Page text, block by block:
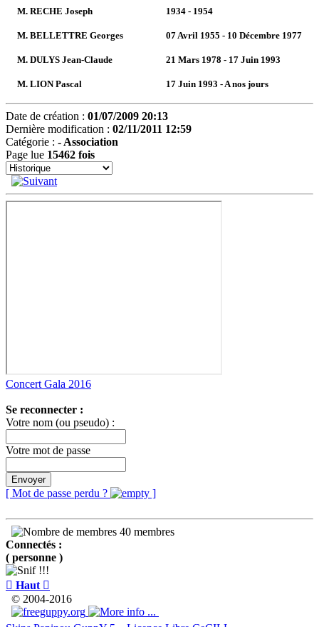
M. RECHE Joseph 1934 - 1954
M. BELLETTRE Georges 07 Avril 1955 - 10 Décembre 1977
M. DULYS Jean-Claude 21 Mars 1978 - 17 Juin 1993
M. LION Pascal 17 Juin 1993 - A nos jours
Date de création : 01/07/2009 20:13
Dernière modification : 02/11/2011 12:59
Catégorie : - Association
Page lue 15462 fois
Concert Gala 2016
Se reconnecter :
Votre nom (ou pseudo) :
Votre mot de passe
Envoyer
[ Mot de passe perdu ? ]
40 membres
Connectés :
( personne )
 Haut 
© 2004-2016